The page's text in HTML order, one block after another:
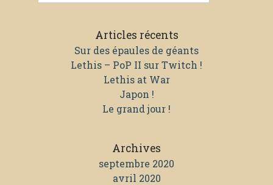
Articles récents
Sur des épaules de géants
Lethis – PoP II sur Twitch !
Lethis at War
Japon !
Le grand jour !
Archives
septembre 2020
avril 2020